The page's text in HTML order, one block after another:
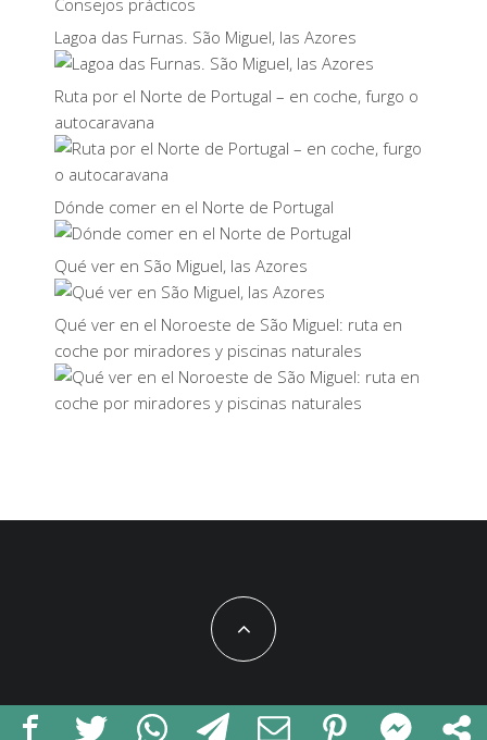
Lagoa das Furnas. São Miguel, las Azores
Ruta por el Norte de Portugal – en coche, furgo o
autocaravana
Dónde comer en el Norte de Portugal
Qué ver en São Miguel, las Azores
Qué ver en el Noroeste de São Miguel: ruta en
coche por miradores y piscinas naturales